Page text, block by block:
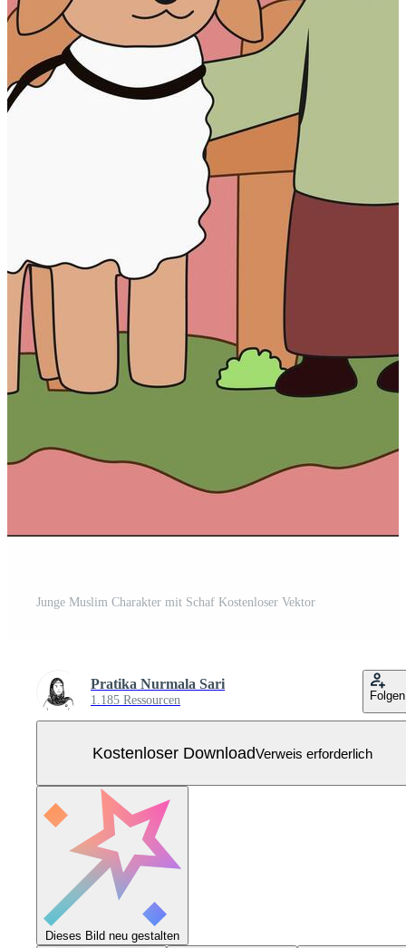
Junge Muslim Charakter mit Schaf Kostenloser Vektor
Pratika Nurmala Sari
1.185 Ressourcen Folgen
Kostenloser DownloadVerweis erforderlich
Dieses Bild neu gestalten